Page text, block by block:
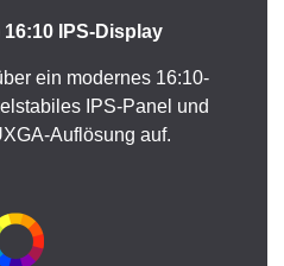
16:10 IPS-Display
ein modernes 16:10-
IPS-Panel und
Auflösung auf.